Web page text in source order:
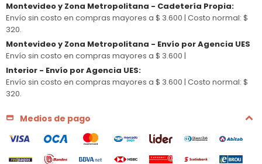
Montevideo y Zona Metropolitana - Cadetería Propia:
Envío sin costo en compras mayores a $ 3.600 | Costo normal: $
320.
Montevideo y Zona Metropolitana - Envío por Agencia UES
Envío sin costo en compras mayores a $ 3.600 |
Interior - Envío por Agencia UES:
Envío sin costo en compras mayores a $ 3.600 | Costo normal: $
320.
Medios de pago